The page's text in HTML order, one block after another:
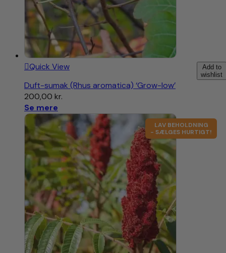
Add to
wishlist
Quick View
Duft-sumak (Rhus aromatica) ‘Grow-low’
200,00 kr.
Se mere
LAV BEHOLDNING
- SÆLGES HURTIGT!